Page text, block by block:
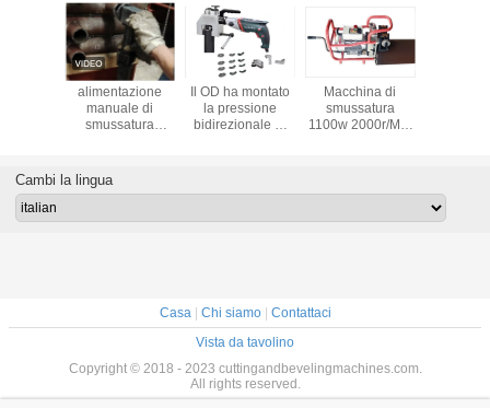
di
15mm
alimentazione
manuale di
smussatura
tenuto in mano di
76mm
Il OD ha montato
la pressione
bidirezionale di
dell'alimentazione
Macchina di
smussatura
1100w 2000r/Min
Cambi la lingua
Casa| Chi siamo| Contattaci
Vista da tavolino
Copyright © 2018 - 2023 cuttingandbevelingmachines.com.
All rights reserved.